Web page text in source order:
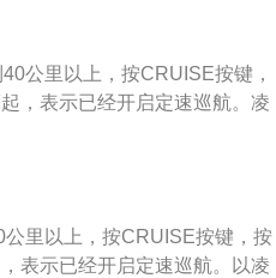
款雷凌搭载了1.2t涡轮增压
最大功率是85kw。
公里以上，按CRUISE按键，
，表示已经开启定速巡航。凌
，轴距为2730mm，油箱容
里以上，按CRUISE按键，按
表示已经开启定速巡航。以凌